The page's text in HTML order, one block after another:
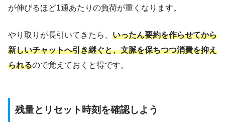
が伸びるほど1通あたりの負荷が重くなります。
やり取りが長引いてきたら、 いったん要約を作らせてから
新しいチャットへ引き継ぐと、文脈を保ちつつ消費を抑え
られるので覚えておくと得です。
残量とリセット時刻を確認しよう